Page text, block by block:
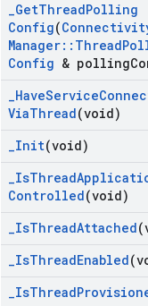
_GetThreadPolling
Config(
Manager:: Thread
Config & polling
_HaveService
ViaThread(void)
_Init(void)
_IsThread
Controlled(void)
_IsThreadAttached
_IsThreadEnabled
_IsThread